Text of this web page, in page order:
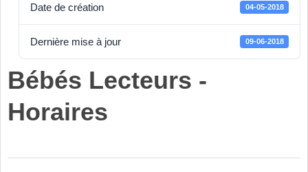
Date de création 04-05-2018
Dernière mise à jour 09-06-2018
Bébés Lecteurs -
Horaires